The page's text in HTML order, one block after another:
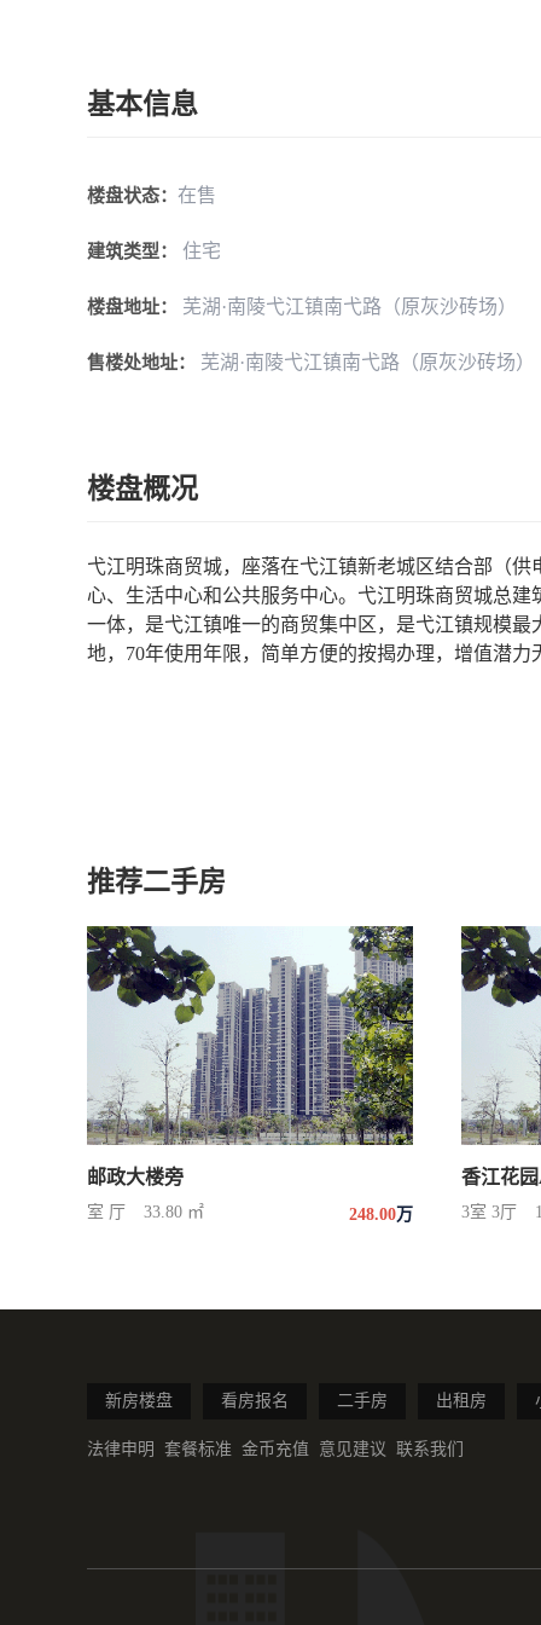
基本信息
楼盘状态： 在售
建筑类型： 住宅
楼盘地址： 芜湖·南陵弋江镇南弋路（原灰沙砖场）
售楼处地址： 芜湖·南陵弋江镇南弋路（原灰沙砖场）
楼盘概况
弋江明珠商贸城，座落在弋江镇新老城区结合部（
心、生活中心和公共服务中心。弋江明珠商贸城总
一体，是弋江镇唯一的商贸集中区，是弋江镇规模
地，70年使用年限，简单方便的按揭办理，增值潜力
推荐二手房
邮政大楼旁
室 厅 33.80 ㎡ 248.00万
香江花
3室 3厅
新房楼盘 看房报名 二手房 出租房
法律申明 套餐标准 金币充值 意见建议 联系我们